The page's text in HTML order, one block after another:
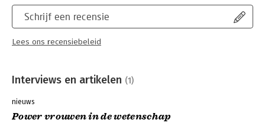
Schrijf een recensie
Lees ons recensiebeleid
Interviews en artikelen (1)
nieuws
Power vrouwen in de wetenschap